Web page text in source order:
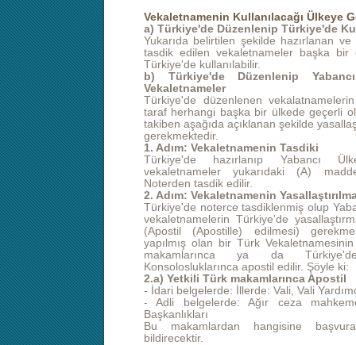
Vekaletnamenin Kullanılacağı Ülkeye
a) Türkiye'de Düzenlenip Türkiye'de
Yukarıda belirtilen şekilde hazırlanan
tasdik edilen vekaletnameler başka bir
Türkiye'de kullanılabilir.
b) Türkiye'de Düzenlenip
Vekaletnameler
Türkiye'de düzenlenen
taraf herhangi başka bir ülkede geçerli
takiben aşağıda açıklanan şekilde
gerekmektedir.
1. Adım: Vekaletnamenin Tasdiki
Türkiye'de hazırlanıp Yabancı
vekaletnameler yukarıdaki (A)
Noterden tasdik edilir.
2. Adım: Vekaletnamenin
Türkiye'de noterce tasdiklenmiş olup
vekaletnamelerin Türkiye'de
(Apostil (Apostille) edilmesi)
yapılmış olan bir Türk
makamlarınca ya da
Konsolosluklarınca apostil edilir. Şöyle ki:
2.a) Yetkili Türk makamlarınca Apostil
- İdari belgelerde: İllerde: Vali, Vali
- Adli belgelerde: Ağır ceza
Başkanlıkları
Bu makamlardan hangisine
bildirecektir.